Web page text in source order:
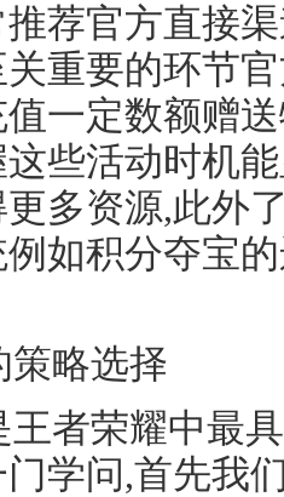
荐官方直接
重要的环节
一定数额赠
些活动时机
多资源,此外
如积分夺宝
策略选择
王者荣耀中最
学问,首先我